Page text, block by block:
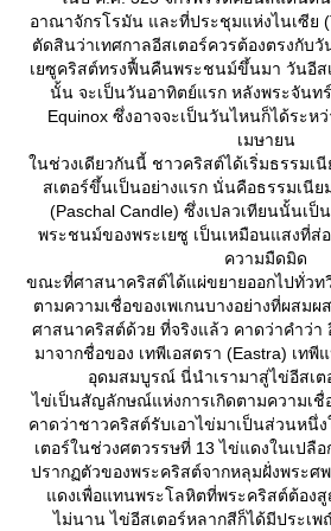
อาณาจักรโรมัน และที่ประชุมแห่งไนเซีย
ตัดสินว่าเทศกาลอีสเตอร์ควรต้องตรงกับ
เยซูคริสต์ทรงฟื้นคืนพระชนม์ขึ้นมา วันอีส
นั้น จะเป็นวันอาทิตย์แรก หลังพระจันท
Equinox ซึ่งอาจจะเป็นวันไหนก็ได้ระห
เมษายน
นช่วงเดียวกันนี้ ชาวคริสต์ได้เริ่มธรรมเนี
สเตอร์ขึ้นเป็นอย่างแรก นั่นคือธรรมเนีย
(Paschal Candle) ซึ่งเปลวเทียนนั้นเ
พระชนม์ของพระเยซู เป็นเหมือนแสงที่ส่
ความมืดมิด
ขณะที่ศาสนาคริสต์ได้แผ่ขยายออกไปทั่วท
ตามความเชื่อของเพเกนบางอย่างที่ผสมผ
ศาสนาคริสต์ด้วย ที่จริงแล้ว คาดว่าคำว่า
มาจากชื่อของ เทพีเอสตรา (Eastra) เทพี
อุดมสมบูรณ์ นี่นำเรามาสู่ไข่อีสเต
ไข่เป็นสัญลักษณ์แห่งการเกิดตามความเ
คาดว่าชาวคริสต์รับเอาไข่มาเป็นส่วนหนึ่
เตอร์ในช่วงศตวรรษที่ 13 ไข่แดงในเป
ปรากฏตัวของพระคริสต์จากหลุมฝั่งพระศ
ดงเพื่อแทนพระโลหิตที่พระคริสต์ต้องสู
ไม่นาน ไข่อีสเตอร์หลากสีก็ได้มีประเพ